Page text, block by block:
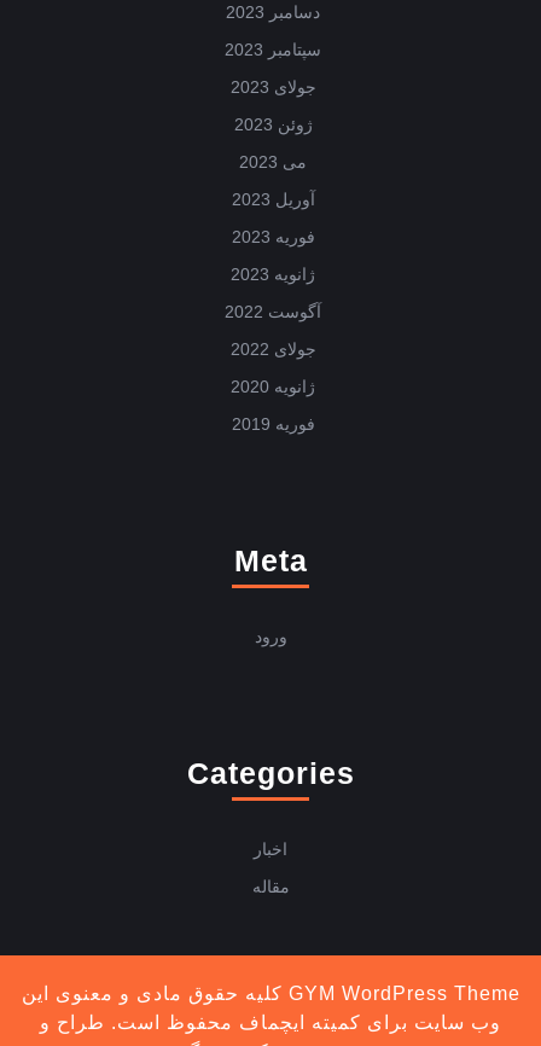
دسامبر 2023
سپتامبر 2023
جولای 2023
ژوئن 2023
می 2023
آوریل 2023
فوریه 2023
ژانویه 2023
آگوست 2022
جولای 2022
ژانویه 2020
فوریه 2019
Meta
ورود
Categories
اخبار
مقاله
GYM WordPress Theme کلیه حقوق مادی و معنوی این
وب سایت برای کمیته ایچماف محفوظ است. طراح و